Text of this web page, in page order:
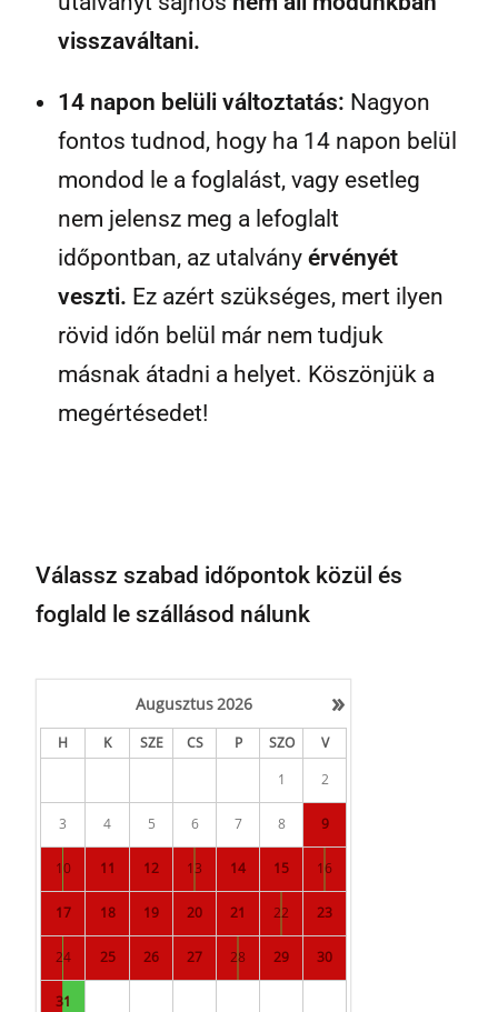
visszaváltani.
14 napon belüli változtatás: Nagyon
fontos tudnod, hogy ha 14 napon belül
mondod le a foglalást, vagy esetleg
nem jelensz meg a lefoglalt
időpontban, az utalványérvényét
veszti. Ez azért szükséges, mert ilyen
rövid időn belül már nem tudjuk
másnak átadni a helyet. Köszönjük a
megértésedet!
Válassz szabad időpontok közül és
foglald le szállásod nálunk
»
Augusztus2026
H K SZE CS P SZO
V
1
2
3 4 5 6 7 8 9
10 11 12 13 14 15 16
17 18 19 20 21 22 23
24 25 26 27 28 29 30
31